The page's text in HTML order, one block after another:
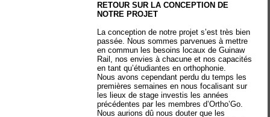
RETOUR SUR LA CONCEPTION DE
NOTRE PROJET
La conception de notre projet s’est très bien
passée. Nous sommes parvenues à mettre
en commun les besoins locaux de Guinaw
Rail, nos envies à chacune et nos capacités
en tant qu’étudiantes en orthophonie.
Nous avons cependant perdu du temps les
premières semaines en nous focalisant sur
les lieux de stage investis les années
précédentes par les membres d’Ortho’Go.
Nous aurions dû nous douter que les